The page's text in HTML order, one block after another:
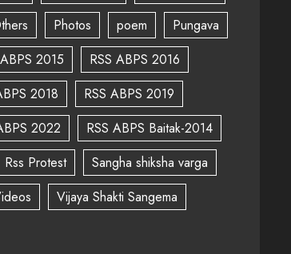
Photos poem
Pungava
2015
RSS ABPS 2016
2018
RSS ABPS 2019
2022
RSS ABPS Baitak-2014
Rss Protest
Sangha shiksha varga
Vijaya Shakti Sangema